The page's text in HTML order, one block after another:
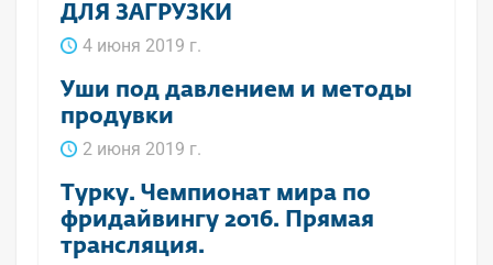
ДЛЯ ЗАГРУЗКИ
4 июня 2019 г.
Уши под давлением и методы
продувки
2 июня 2019 г.
Турку. Чемпионат мира по
фридайвингу 2016. Прямая
трансляция.